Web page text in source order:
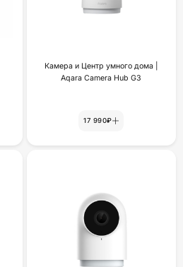
Камера и Центр умного дома |
Aqara Camera Hub G3
17 990₽